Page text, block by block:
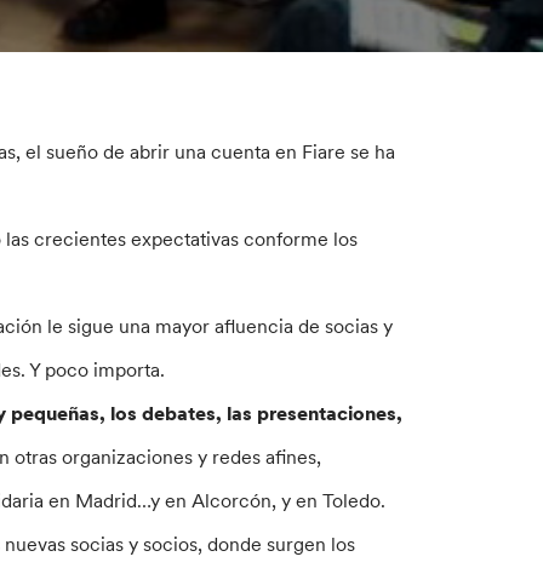
el sueño de abrir una cuenta en Fiare se ha
crecientes expectativas conforme los
le sigue una mayor afluencia de socias y
Y poco importa.
los debates, las presentaciones,
otras organizaciones y redes afines,
en Madrid…y en Alcorcón, y en Toledo.
socias y socios, donde surgen los